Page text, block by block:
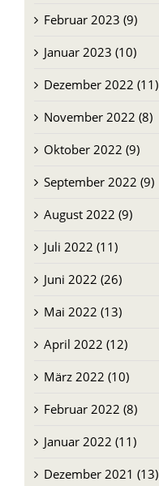
Februar 2023 (9)
Januar 2023 (10)
Dezember 2022 (11)
November 2022 (8)
Oktober 2022 (9)
September 2022 (9)
August 2022 (9)
Juli 2022 (11)
Juni 2022 (26)
Mai 2022 (13)
April 2022 (12)
März 2022 (10)
Februar 2022 (8)
Januar 2022 (11)
Dezember 2021 (13)